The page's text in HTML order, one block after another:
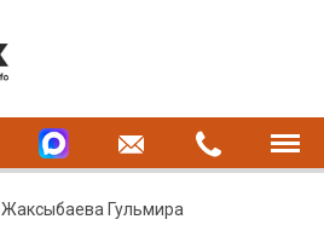
Жаксыбаева Гульмира